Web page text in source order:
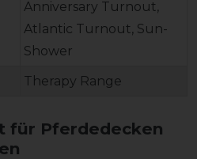
Anniversary Turnout,
Atlantic Turnout, Sun-
Shower
Therapy Range
für Pferdedecken